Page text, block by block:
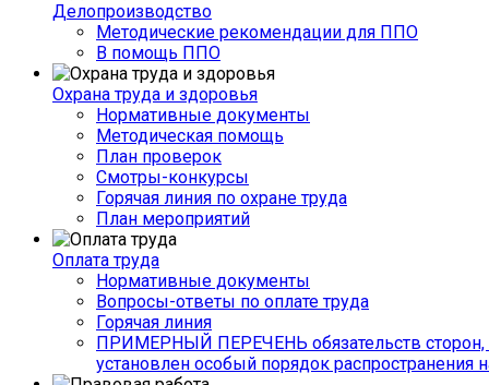
Делопроизводство
Методические рекомендации для ППО
В помощь ППО
Охрана труда и здоровья
Нормативные документы
Методическая помощь
План проверок
Смотры-конкурсы
Горячая линия по охране труда
План мероприятий
Оплата труда
Нормативные документы
Вопросы-ответы по оплате труда
Горячая линия
ПРИМЕРНЫЙ ПЕРЕЧЕНЬ обязательств
установлен особый порядок распространения